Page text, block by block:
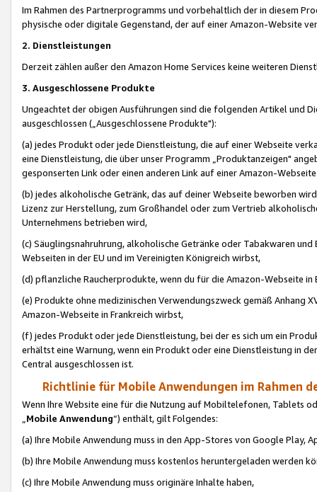
Im Rahmen des Partnerprogramms und vorbehaltlich der in diesem
physische oder digitale Gegenstand, der auf einer Amazon-Website
2. Dienstleistungen
Derzeit zählen außer den Amazon Home Services keine weiteren
3. Ausgeschlossene Produkte
Ungeachtet der obigen Ausführungen sind die folgenden Artikel und
ausgeschlossen („Ausgeschlossene Produkte"):
(a) jedes Produkt oder jede Dienstleistung, die auf einer Webseite
eine Dienstleistung, die über unser Programm „Produktanzeigen"
gesponserten Link oder einen anderen Link auf einer Amazon-
(b) jedes alkoholische Getränk, das auf deiner Webseite beworben
Lizenz zur Herstellung, zum Großhandel oder zum Vertrieb
Unternehmens betrieben wird,
(c) Säuglingsnahruhrung, alkoholische Getränke oder Tabakwaren
Webseiten in der EU und im Vereinigten Königreich wirbst,
(d) pflanzliche Raucherprodukte, wenn du für die Amazon-Webseite in
(e) Produkte ohne medizinischen Verwendungszweck gemäß Anhang
Amazon-Webseite in Frankreich wirbst,
(f) jedes Produkt oder jede Dienstleistung, bei der es sich um ein
erhältst eine Warnung, wenn ein Produkt oder eine Dienstleistung in
Central ausgeschlossen ist.
Richtlinie für Mobile Anwendungen im Rahmen
Wenn Ihre Website eine für die Nutzung auf Mobiltelefonen, Tablets
„Mobile Anwendung“) enthält, gilt Folgendes:
(a) Ihre Mobile Anwendung muss in den App-Stores von Google Play,
(b) Ihre Mobile Anwendung muss kostenlos heruntergeladen werden
(c) Ihre Mobile Anwendung muss originäre Inhalte haben,